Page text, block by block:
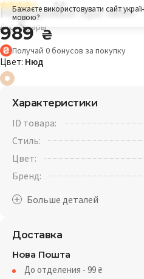
Бажаєте використовувати сайт
мовою?
4.4
Невидимый бра 089A
Аксессуары
989₴
Получай 0бонусов за покупку
Цвет: Нюд
Характеристики
ID товара:
Стиль:
Цвет:
Бренд:
Доставка
Нова Пошта
До отделения - 99₴